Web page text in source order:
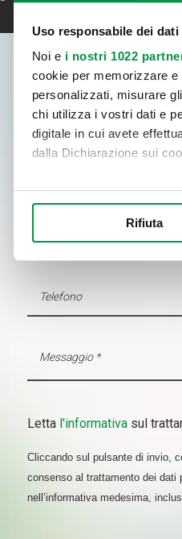
Uso responsabile dei dati
Noi e i nostri 1022
cookie per memorizzare
personalizzati, misurare
chi utilizza i vostri dati e
digitale in cui avete
dalla Dichiarazione sui
Con il tuo consenso,
Identificare il tuo
modificare o ritirare il tuo
nostro traffico.
Rifiuta
Letta l'informativa sul
Cliccando sul pulsante di invio,
consenso al trattamento dei
nell’informativa medesima,